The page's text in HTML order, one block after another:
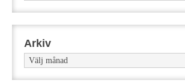
Arkiv
Arkiv